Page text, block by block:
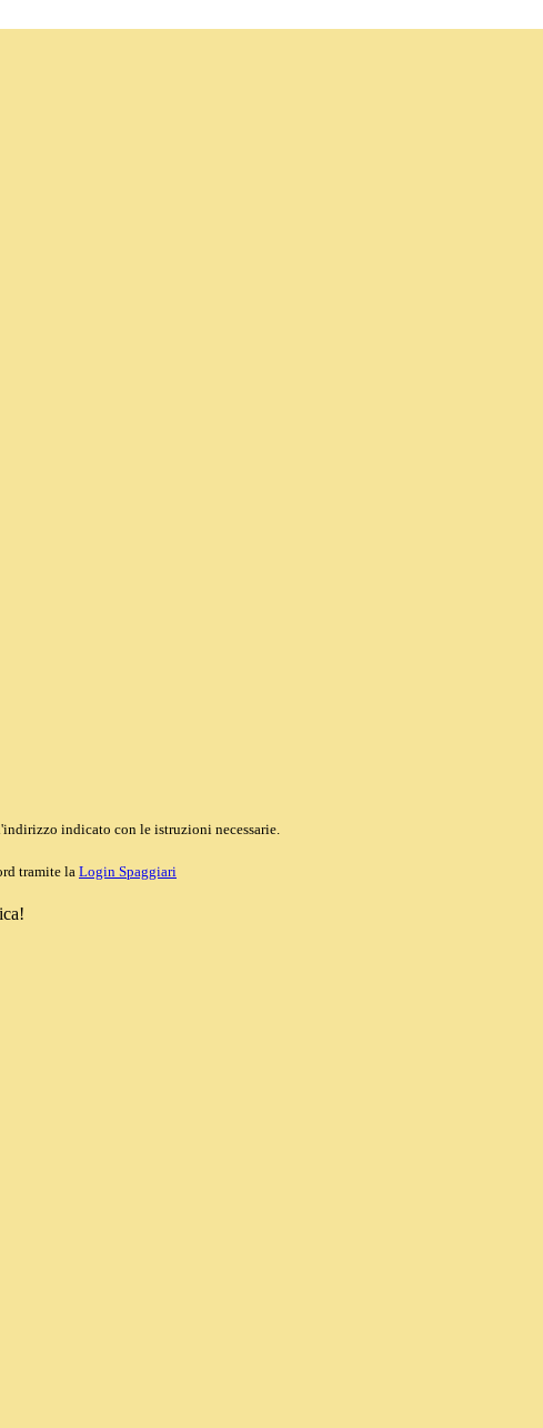
indicato con le istruzioni necessarie.
tramite la Login Spaggiari